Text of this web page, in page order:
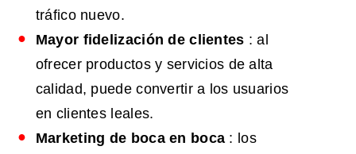
tráfico nuevo.
Mayor fidelización de clientes : al
ofrecer productos y servicios de alta
calidad, puede convertir a los usuarios
en clientes leales.
Marketing de boca en boca : los